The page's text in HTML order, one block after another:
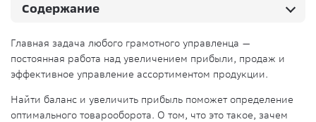
Главная задача любого грамотного управленца —
постоянная работа над увеличением прибыли, продаж и
эффективное управление ассортиментом продукции.
Найти баланс и увеличить прибыль поможет определение
оптимального товарооборота. О том, что это такое, зачем
Содержание